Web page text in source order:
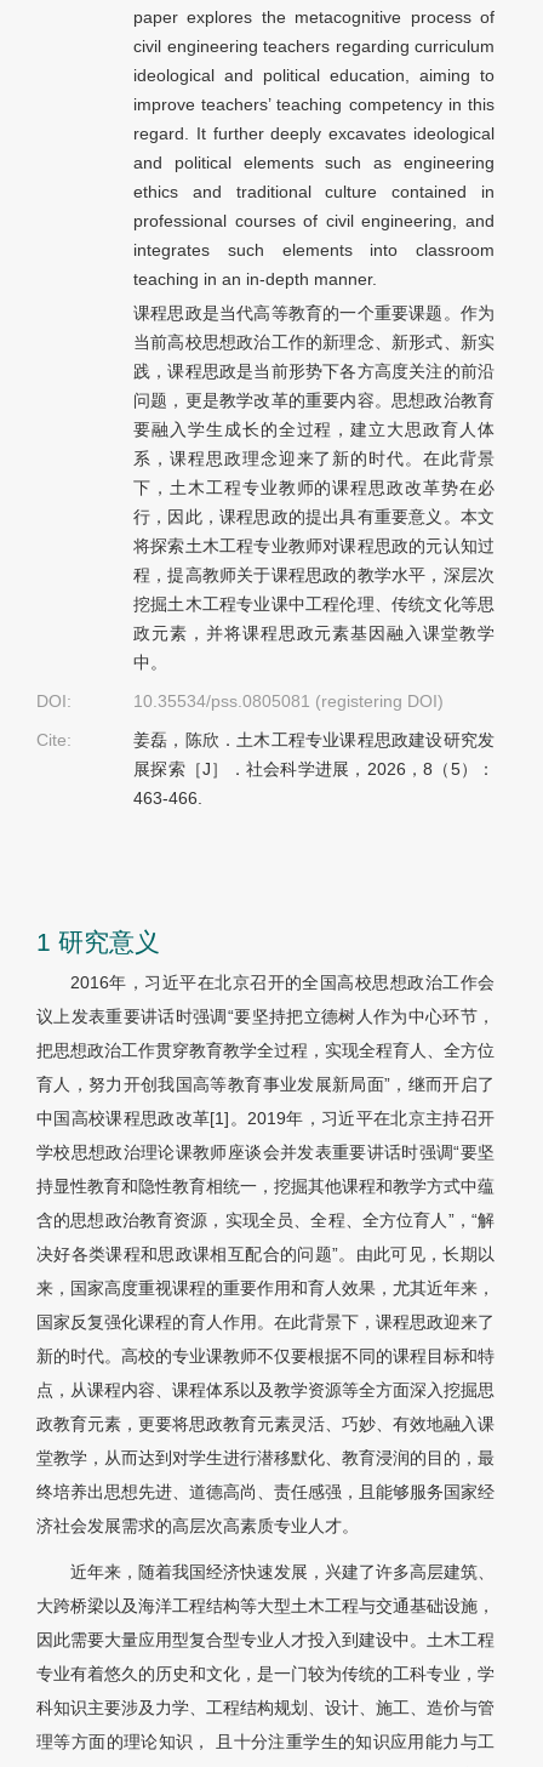
paper explores the metacognitive process of
civil engineering teachers regarding curriculum
ideological and political education, aiming to
improve teachers’ teaching competency in this
regard. It further deeply excavates ideological
and political elements such as engineering
ethics and traditional culture contained in
professional courses of civil engineering, and
integrates such elements into classroom
teaching in an in-depth manner.
课程思政是当代高等教育的一个重要课题。作为
当前高校思想政治工作的新理念、新形式、新实
践，课程思政是当前形势下各方高度关注的前沿
问题，更是教学改革的重要内容。思想政治教育
要融入学生成长的全过程，建立大思政育人体
系，课程思政理念迎来了新的时代。在此背景
下，土木工程专业教师的课程思政改革势在必
行，因此，课程思政的提出具有重要意义。本文
将探索土木工程专业教师对课程思政的元认知过
程，提高教师关于课程思政的教学水平，深层次
挖掘土木工程专业课中工程伦理、传统文化等思
政元素，并将课程思政元素基因融入课堂教学
中。
DOI:
10.35534/pss.0805081 (registering DOI)
Cite:
姜磊，陈欣．土木工程专业课程思政建设研究发
展探索［J］．社会科学进展，2026，8（5）：
463-466.
1 研究意义
2016年，习近平在北京召开的全国高校思想政治工作会
议上发表重要讲话时强调“要坚持把立德树人作为中心环节，
把思想政治工作贯穿教育教学全过程，实现全程育人、全方位
育人，努力开创我国高等教育事业发展新局面”，继而开启了
中国高校课程思政改革[1]。2019年，习近平在北京主持召开
学校思想政治理论课教师座谈会并发表重要讲话时强调“要坚
持显性教育和隐性教育相统一，挖掘其他课程和教学方式中蕴
含的思想政治教育资源，实现全员、全程、全方位育人”，“解
决好各类课程和思政课相互配合的问题”。由此可见，长期以
来，国家高度重视课程的重要作用和育人效果，尤其近年来，
国家反复强化课程的育人作用。在此背景下，课程思政迎来了
新的时代。高校的专业课教师不仅要根据不同的课程目标和特
点，从课程内容、课程体系以及教学资源等全方面深入挖掘思
政教育元素，更要将思政教育元素灵活、巧妙、有效地融入课
堂教学，从而达到对学生进行潜移默化、教育浸润的目的，最
终培养出思想先进、道德高尚、责任感强，且能够服务国家经
济社会发展需求的高层次高素质专业人才。
近年来，随着我国经济快速发展，兴建了许多高层建筑、
大跨桥梁以及海洋工程结构等大型土木工程与交通基础设施，
因此需要大量应用型复合型专业人才投入到建设中。土木工程
专业有着悠久的历史和文化，是一门较为传统的工科专业，学
科知识主要涉及力学、工程结构规划、设计、施工、造价与管
理等方面的理论知识， 且十分注重学生的知识应用能力与工